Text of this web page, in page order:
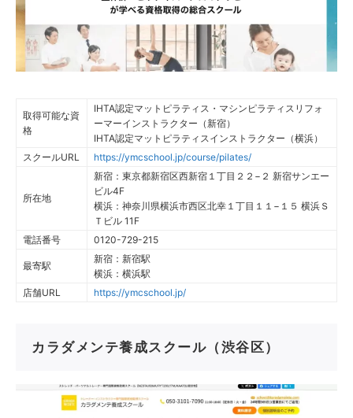
取得可能な資
格
IHTA認定マットピラティス・マシンピラティスリフォ
ーマーインストラクター（新宿）
IHTA認定マットピラティスインストラクター（横浜）
スクールURL
https://ymcschool.jp/course/pilates/
所在地
新宿：東京都新宿区西新宿１丁目２２−２ 新宿サンエー
ビル4F
横浜：神奈川県横浜市西区北幸１丁目１１−１５ 横浜Ｓ
Ｔビル 11F
電話番号
0120-729-215
最寄駅
新宿：新宿駅
横浜：横浜駅
店舗URL
https://ymcschool.jp/
カラダメンテ養成スクール（渋谷区）